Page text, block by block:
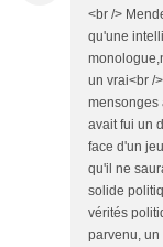
<br />
qu'une
un vrai<br /
mensonges
avait fui un
face d'un
qu'il ne
solide
vérités
parvenu, un